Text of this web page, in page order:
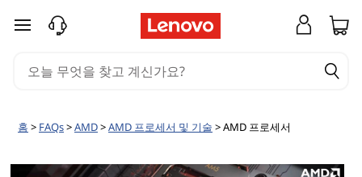
A
프
로
주요 콘텐츠로 건너뛰기
홈 > FAQs>AMD>AMD 프로세서 및 기술 > AMD 프로세서